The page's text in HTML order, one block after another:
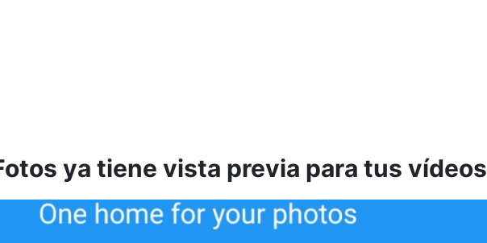
ya tiene vista previa para tus vídeos